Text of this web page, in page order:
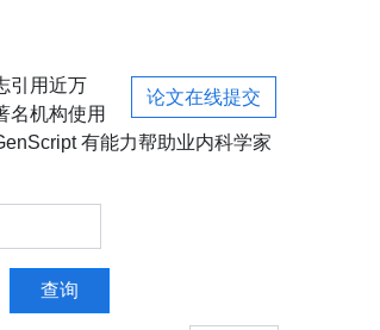
论文在线提交
引用近万
名机构使用
有能力帮助业内科学家
查询